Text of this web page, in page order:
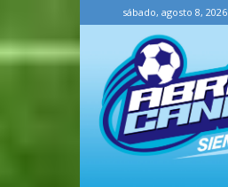
sábado, agosto 8, 2026